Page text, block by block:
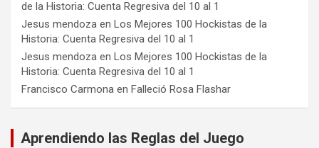
de la Historia: Cuenta Regresiva del 10 al 1
Jesus mendoza en Los Mejores 100 Hockistas de la
Historia: Cuenta Regresiva del 10 al 1
Jesus mendoza en Los Mejores 100 Hockistas de la
Historia: Cuenta Regresiva del 10 al 1
Francisco Carmona en Falleció Rosa Flashar
Aprendiendo las Reglas del Juego